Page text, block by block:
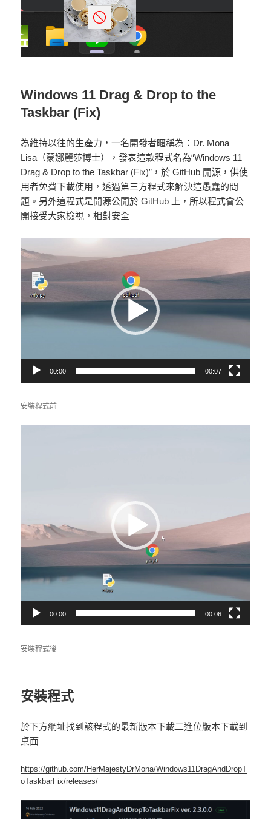
Windows 11 Drag & Drop to the
Taskbar (Fix)
為維持以往的生產力，一名開發者暱稱為：Dr. Mona
Lisa（蒙娜麗莎博士），發表這款程式名為“Windows 11
Drag & Drop to the Taskbar (Fix)”，於 GitHub 開源，供使
用者免費下載使用，透過第三方程式來解決這愚蠢的問
題。另外這程式是開源公開於 GitHub 上，所以程式會公
開接受大家檢視，相對安全
訊
播
器
00:00 00:07
安裝程式前
00:00 00:06
安裝程式後
安裝程式
於下方網址找到該程式的最新版本下載二進位版本下載到
桌面
https://github.com/HerMajestyDrMona/Windows11DragAndDropT
oTaskbarFix/releases/